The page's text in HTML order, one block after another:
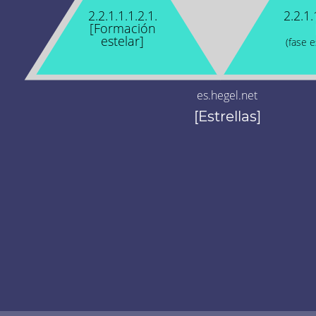
2.2.1.1.1.2.1.
[Formación
estelar] (fase
es.hegel.net
[Estrellas]